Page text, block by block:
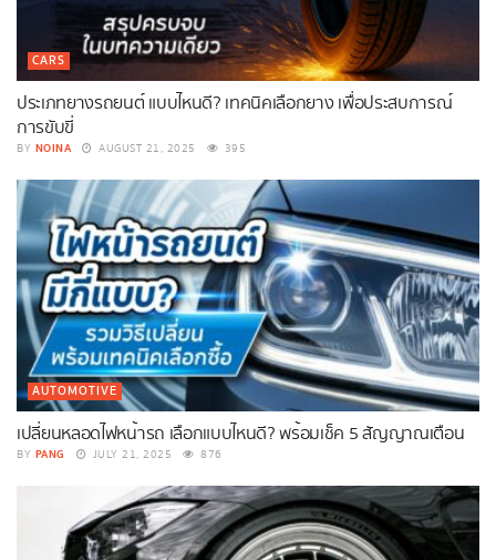
CARS
ประเภทยางรถยนต์ แบบไหนดี? เทคนิคเลือกยาง เพื่อประสบการณ์
การขับขี่
BY NOINA AUGUST 21, 2025 395
AUTOMOTIVE
เปลี่ยนหลอดไฟหน้ารถ เลือกแบบไหนดี? พร้อมเช็ค 5 สัญญาณเตือน
BY PANG JULY 21, 2025 876